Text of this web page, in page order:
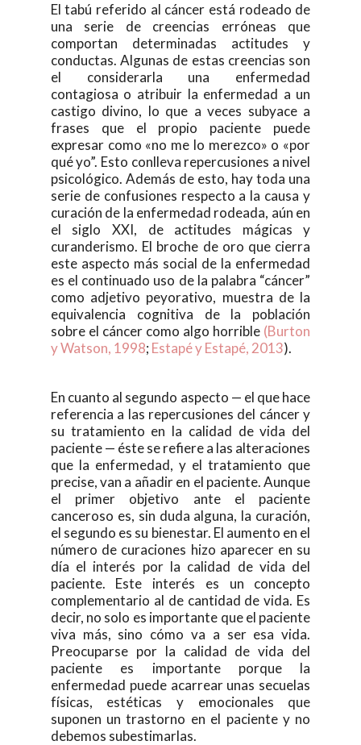
El tabú referido al cáncer está rodeado de
una serie de creencias erróneas que
comportan determinadas actitudes y
conductas. Algunas de estas creencias son
el considerarla una enfermedad
contagiosa o atribuir la enfermedad a un
castigo divino, lo que a veces subyace a
frases que el propio paciente puede
expresar como «no me lo merezco» o «por
qué yo”. Esto conlleva repercusiones a nivel
psicológico. Además de esto, hay toda una
serie de confusiones respecto a la causa y
curación de la enfermedad rodeada, aún en
el siglo XXI, de actitudes mágicas y
curanderismo. El broche de oro que cierra
este aspecto más social de la enfermedad
es el continuado uso de la palabra “cáncer”
como adjetivo peyorativo, muestra de la
equivalencia cognitiva de la población
sobre el cáncer como algo horrible (Burton
y Watson, 1998; Estapé y Estapé, 2013).
En cuanto al segundo aspecto — el que hace
referencia a las repercusiones del cáncer y
su tratamiento en la calidad de vida del
paciente — éste se refiere a las alteraciones
que la enfermedad, y el tratamiento que
precise, van a añadir en el paciente. Aunque
el primer objetivo ante el paciente
canceroso es, sin duda alguna, la curación,
el segundo es su bienestar. El aumento en el
número de curaciones hizo aparecer en su
día el interés por la calidad de vida del
paciente. Este interés es un concepto
complementario al de cantidad de vida. Es
decir, no solo es importante que el paciente
viva más, sino cómo va a ser esa vida.
Preocuparse por la calidad de vida del
paciente es importante porque la
enfermedad puede acarrear unas secuelas
físicas, estéticas y emocionales que
suponen un trastorno en el paciente y no
debemos subestimarlas.